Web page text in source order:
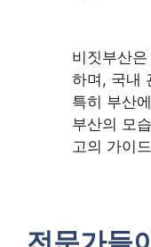
비짓부산
하며, 국내
특히 부산
부산의 모
고의 가이